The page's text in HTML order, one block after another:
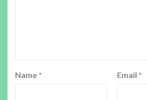
Name * Email *